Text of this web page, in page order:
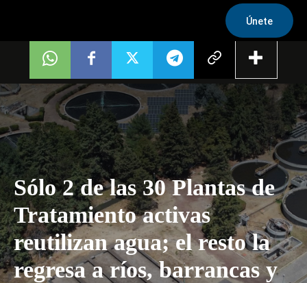
Únete
Sólo 2 de las 30 Plantas de
Tratamiento activas
reutilizan agua; el resto la
regresa a ríos, barrancas y